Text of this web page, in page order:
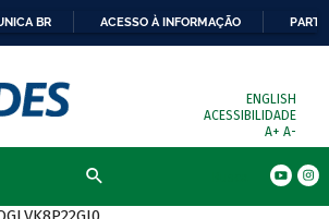
BR ACESSO À INFORMAÇÃO
ENGLISH
ACESSIBILIDADE
A+ A-